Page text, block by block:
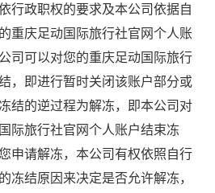
行政职权的要求及本公司依据自
重庆足动国际旅行社官网个人账
司可以对您的重庆足动国际旅行
，即进行暂时关闭该账户部分或
结的逆过程为解冻，即本公司对
际旅行社官网个人账户结束冻
申请解冻，本公司有权依照自行
冻结原因来决定是否允许解冻，